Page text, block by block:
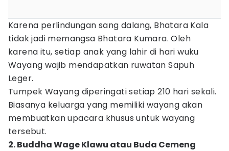
Karena perlindungan sang dalang, Bhatara Kala
tidak jadi memangsa Bhatara Kumara. Oleh
karena itu, setiap anak yang lahir di hari wuku
Wayang wajib mendapatkan ruwatan Sapuh
Leger.
Tumpek Wayang diperingati setiap 210 hari sekali.
Biasanya keluarga yang memiliki wayang akan
membuatkan upacara khusus untuk wayang
tersebut.
2. Buddha Wage Klawu atau Buda Cemeng